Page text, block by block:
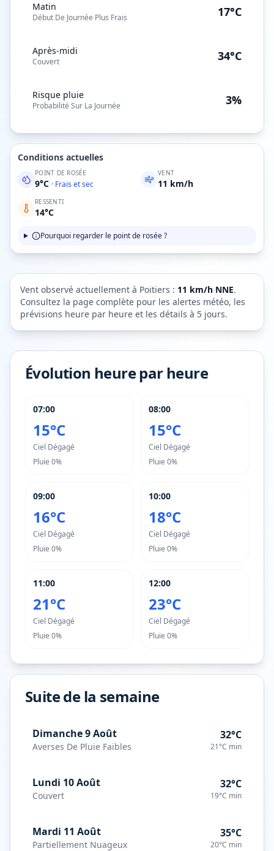
Matin
Début De Journée Plus Frais 17°C
Après-midi
Couvert 34°C
Risque pluie
Probabilité Sur La Journée 3%
Conditions actuelles
POINT DE ROSÉE
9°C · Frais et sec
VENT
11 km/h
RESSENTI
14°C
Pourquoi regarder le point de rosée ?
Vent observé actuellement à Poitiers : 11 km/h NNE.
Consultez la page complète pour les alertes météo, les
prévisions heure par heure et les détails à 5 jours.
Évolution heure par heure
07:00
15°C
Ciel Dégagé
Pluie 0%
08:00
15°C
Ciel Dégagé
Pluie 0%
09:00
16°C
Ciel Dégagé
Pluie 0%
10:00
18°C
Ciel Dégagé
Pluie 0%
11:00
21°C
Ciel Dégagé
Pluie 0%
12:00
23°C
Ciel Dégagé
Pluie 0%
Suite de la semaine
Dimanche 9 Août
Averses De Pluie Faibles
32°C
21°C min
Lundi 10 Août
Couvert
32°C
19°C min
Mardi 11 Août
Partiellement Nuageux
35°C
20°C min